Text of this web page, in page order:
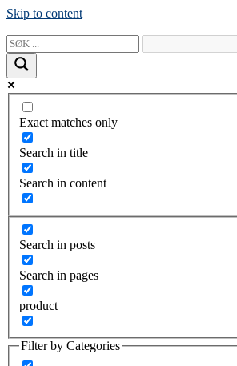
Skip to content
Exact matches only
Search in title
Search in content
Search in posts
Search in pages
product
Filter by Categories